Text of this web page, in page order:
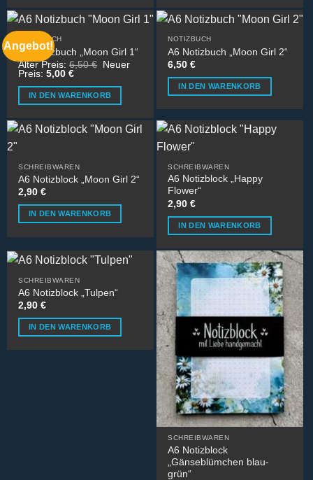
der
Produktseite
gewählt
werden
Produkt
weist
mehrere
Varianten
auf.
Die
Optionen
können
auf
Produktseite
gewählt
werden
Produkt
mehrere
Varianten
Die
können
auf
der
Produktseite
gewählt
werden
Angebot!
NOTIZBUCH
A6 Notizbuch „Moon Girl 1“
Alter Preis: 6,50€ Ursprünglicher
6,50 €
Neuer
Preis: 5,00€Aktueller
ist:
5,00 €.
IN DEN WARENKORB
NOTIZBUCH
A6 Notizbuch „Moon Girl 2“
6,50€
IN DEN WARENKORB
SCHREIBWAREN
A6 Notizblock „Moon Girl 2“
2,90€
IN DEN WARENKORB
SCHREIBWAREN
A6 Notizblock „Happy
Flower“
2,90€
IN DEN WARENKORB
SCHREIBWAREN
A6 Notizblock „Tulpen“
2,90€
IN DEN WARENKORB
SCHREIBWAREN
A6 Notizblock
„Gänseblümchen blau-
grün“